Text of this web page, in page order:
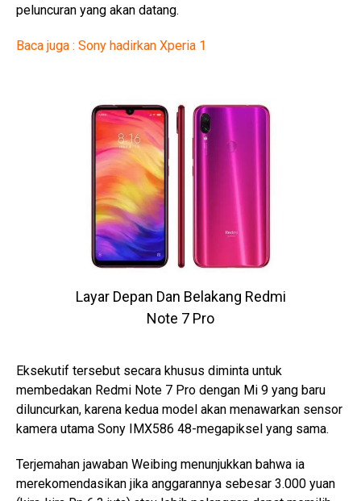
peluncuran yang akan datang.
Baca juga : Sony hadirkan Xperia 1
Layar Depan Dan Belakang Redmi
Note 7 Pro
Eksekutif tersebut secara khusus diminta untuk
membedakan Redmi Note 7 Pro dengan Mi 9 yang baru
diluncurkan, karena kedua model akan menawarkan sensor
kamera utama Sony IMX586 48-megapiksel yang sama.
Terjemahan jawaban Weibing menunjukkan bahwa ia
merekomendasikan jika anggarannya sebesar 3.000 yuan